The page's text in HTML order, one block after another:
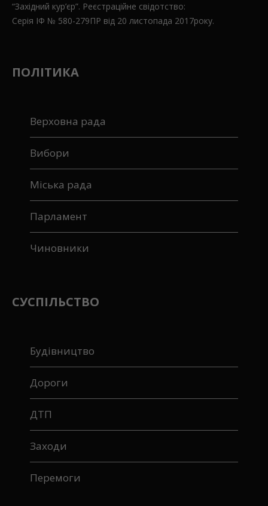
“Західний кур’єр”. Реєстраційне свідотство:
Серія ІФ № 580-279ПР від 20 листопада 2017року.
ПОЛІТИКА
Верховна рада
Вибори
Міська рада
Парламент
Чиновники
СУСПІЛЬСТВО
Будівництво
Дороги
ДТП
Заходи
Перемоги